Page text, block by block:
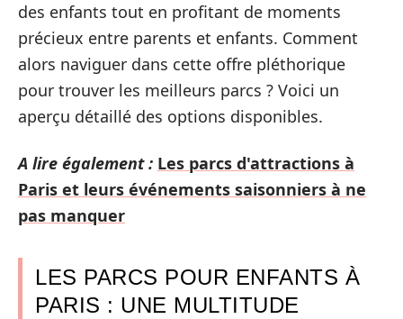
des enfants tout en profitant de moments
précieux entre parents et enfants. Comment
alors naviguer dans cette offre pléthorique
pour trouver les meilleurs parcs ? Voici un
aperçu détaillé des options disponibles.
A lire également : Les parcs d'attractions à
Paris et leurs événements saisonniers à ne
pas manquer
LES PARCS POUR ENFANTS À
PARIS : UNE MULTITUDE